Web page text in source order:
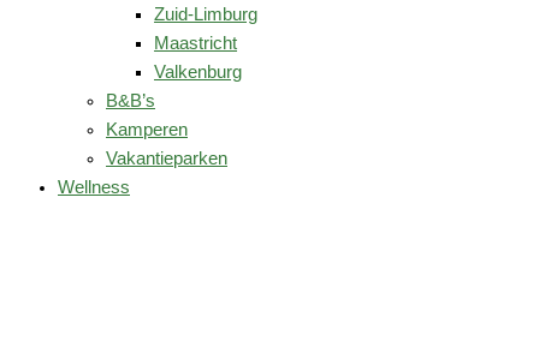
Zuid-Limburg
Maastricht
Valkenburg
B&B’s
Kamperen
Vakantieparken
Wellness